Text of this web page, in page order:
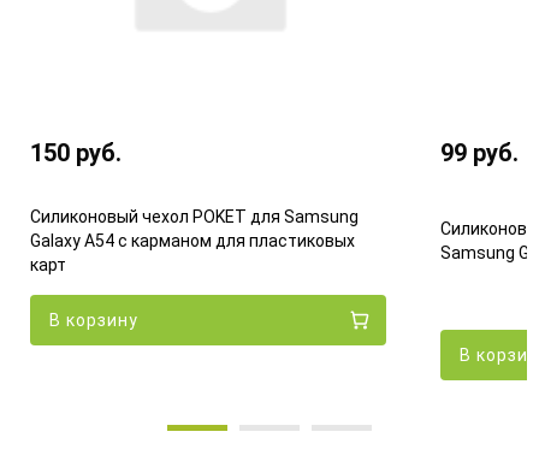
150 руб.
Силиконовый чехол POKET для Samsung
Galaxy A54 с карманом для пластиковых
карт
В корзину
99 руб.
Samsung
В